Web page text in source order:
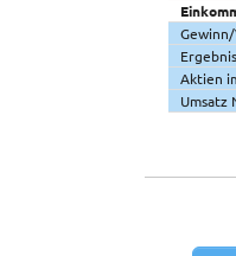
Aktien
Umsatz